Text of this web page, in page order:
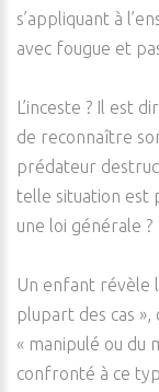
s’appliquant à
avec fougue et
L’inceste ? Il est
de reconnaître
prédateur
telle situation est
une loi générale ?
Un enfant révèle
plupart des cas »,
« manipulé ou du
confronté à ce